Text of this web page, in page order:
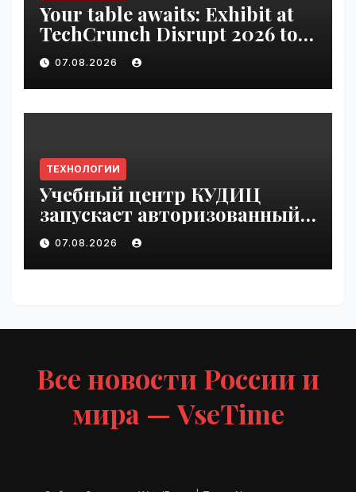
Your table awaits: Exhibit at
TechCrunch Disrupt 2026 to
be seen by thousands |
VseTime.ru
07.08.2026
ТЕХНОЛОГИИ
Учебный центр КУДИЦ
запускает авторизованный
курс по
администрированию Mind
Migrate#guest | VseTime.ru
07.08.2026
Все новости России и
мира — VseTime